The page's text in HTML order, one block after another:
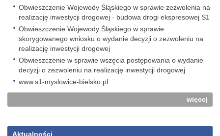
Obwieszczenie Wojewody Śląskiego w sprawie zezwolenia na
realizację inwestycji drogowej - budowa drogi ekspresowej S1
Obwieszczenie Wojewody Śląskiego w sprawie
skorygowanego wniosku o wydanie decyzji o zezwoleniu na
realizację inwestycji drogowej
Obwieszczenie w sprawie wszęcia postępowania o wydanie
decyzji o zezwoleniu na realizację inwestycji drogowej
www.s1-myslowice-bielsko.pl
więcej
Aktualności